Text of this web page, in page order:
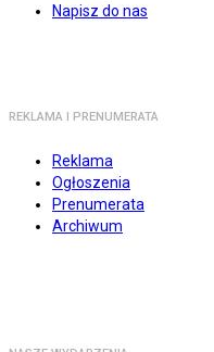
Napisz do nas
REKLAMA I PRENUMERATA
Reklama
Ogłoszenia
Prenumerata
Archiwum